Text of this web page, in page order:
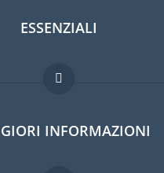
ESSENZIALI
Forum per expat
Guida per expat
INFORMAZIONI